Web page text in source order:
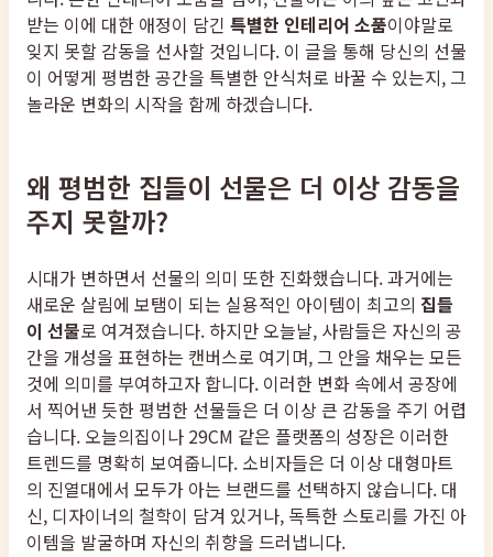
받는 이에 대한 애정이 담긴 특별한 인테리어 소품이야말로
잊지 못할 감동을 선사할 것입니다. 이 글을 통해 당신의 선물
이 어떻게 평범한 공간을 특별한 안식처로 바꿀 수 있는지, 그
놀라운 변화의 시작을 함께 하겠습니다.
왜 평범한 집들이 선물은 더 이상 감동을
주지 못할까?
시대가 변하면서 선물의 의미 또한 진화했습니다. 과거에는
새로운 살림에 보탬이 되는 실용적인 아이템이 최고의 집들
이 선물로 여겨졌습니다. 하지만 오늘날, 사람들은 자신의 공
간을 개성을 표현하는 캔버스로 여기며, 그 안을 채우는 모든
것에 의미를 부여하고자 합니다. 이러한 변화 속에서 공장에
서 찍어낸 듯한 평범한 선물들은 더 이상 큰 감동을 주기 어렵
습니다. 오늘의집이나 29CM 같은 플랫폼의 성장은 이러한
트렌드를 명확히 보여줍니다. 소비자들은 더 이상 대형마트
의 진열대에서 모두가 아는 브랜드를 선택하지 않습니다. 대
신, 디자이너의 철학이 담겨 있거나, 독특한 스토리를 가진 아
이템을 발굴하며 자신의 취향을 드러냅니다.